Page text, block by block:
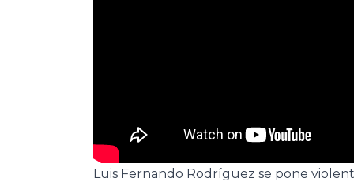
Luis Fernando Rodríguez se pone